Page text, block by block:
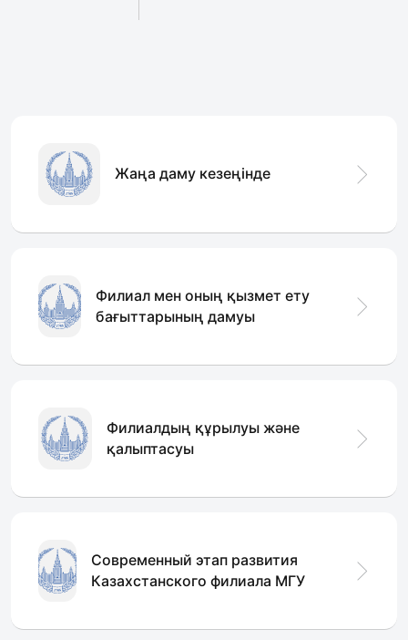
Жаңа даму кезеңінде
Филиал мен оның қызмет ету
бағыттарының дамуы
Филиалдың құрылуы және
қалыптасуы
Современный этап развития
Казахстанского филиала МГУ